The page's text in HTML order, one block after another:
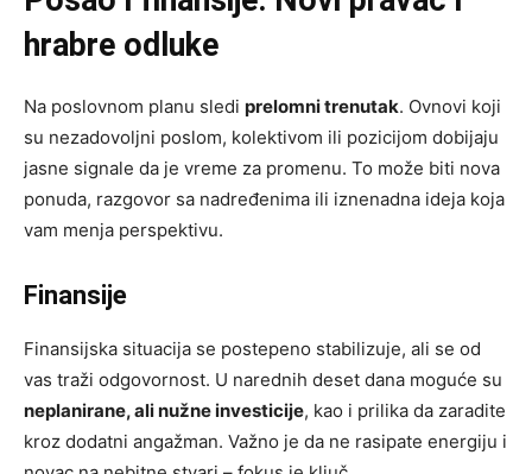
hrabre odluke
Na poslovnom planu sledi prelomni trenutak. Ovnovi koji
su nezadovoljni poslom, kolektivom ili pozicijom dobijaju
jasne signale da je vreme za promenu. To može biti nova
ponuda, razgovor sa nadređenima ili iznenadna ideja koja
vam menja perspektivu.
Finansije
Finansijska situacija se postepeno stabilizuje, ali se od
vas traži odgovornost. U narednih deset dana moguće su
neplanirane, ali nužne investicije, kao i prilika da zaradite
kroz dodatni angažman. Važno je da ne rasipate energiju i